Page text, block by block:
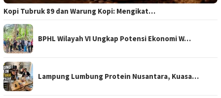
Kopi Tubruk 89 dan Warung Kopi: Mengikat…
BPHL Wilayah VI Ungkap Potensi Ekonomi W…
Lampung Lumbung Protein Nusantara, Kuasa…